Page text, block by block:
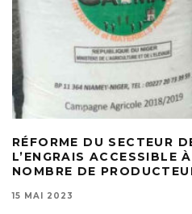
RÉFORME DU SECTEUR
L’ENGRAIS ACCESSIBLE
NOMBRE DE
15 MAI 2023